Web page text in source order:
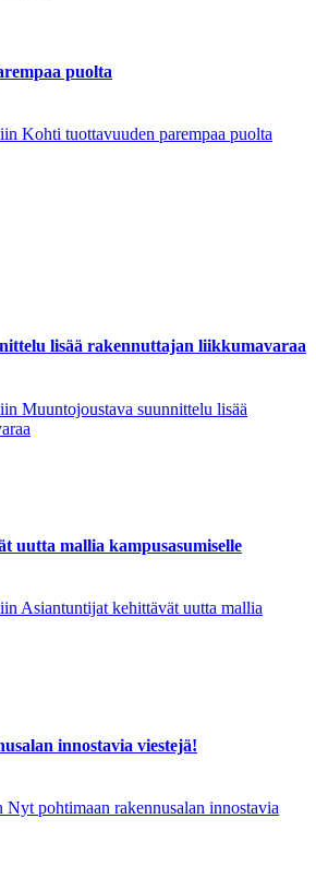
puolta
Kohti tuottavuuden parempaa puolta
lisää rakennuttajan liikkumavaraa
Muuntojoustava suunnittelu lisää
uutta mallia kampusasumiselle
Asiantuntijat kehittävät uutta mallia
innostavia viestejä!
pohtimaan rakennusalan innostavia